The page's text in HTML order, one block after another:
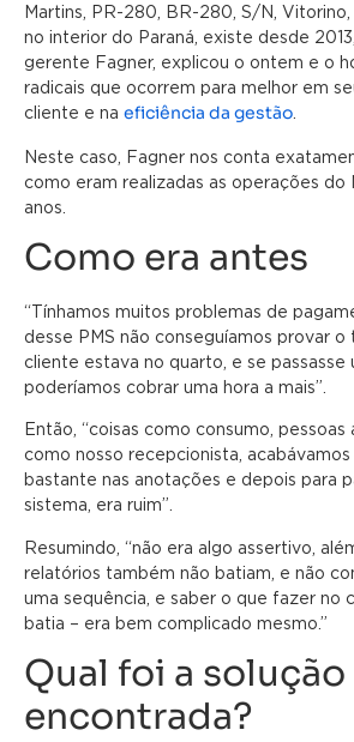
Martins, PR-280, BR-280, S/N, Vitorino,
no interior do Paraná, existe desde
gerente Fagner, explicou o ontem e o
radicais que ocorrem para melhor em
cliente e na eficiência da gestão
Neste caso, Fagner nos conta
como eram realizadas as operações do
anos.
Como era antes
“Tínhamos muitos problemas de
desse PMS não conseguíamos provar
cliente estava no quarto, e se passasse
poderíamos cobrar uma hora a mais”.
Então, “coisas como consumo, pessoas
como nosso recepcionista,
bastante nas anotações e depois para
sistema, era ruim”.
Resumindo, “não era algo assertivo,
relatórios também não batiam, e não
uma sequência, e saber o que fazer no
batia – era bem complicado mesmo.”
Qual foi a solução
encontrada?